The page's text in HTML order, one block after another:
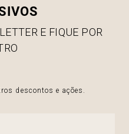
E FIQUE POR
descontos e ações.